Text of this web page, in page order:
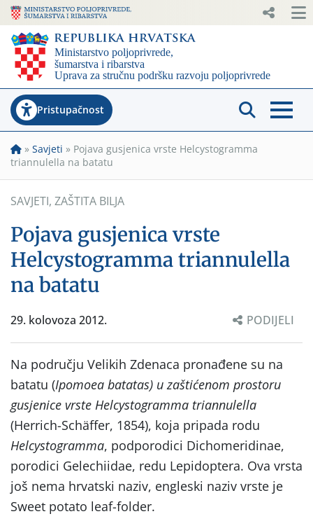
Pristupačnost
» Savjeti » Pojava gusjenica vrste Helcystogramma
triannulella na batatu
SAVJETI, ZAŠTITA BILJA
Pojava gusjenica vrste
Helcystogramma triannulella
na batatu
29. kolovoza 2012. PODIJELI
Na području Velikih Zdenaca pronađene su na
batatu (Ipomoea batatas) u zaštićenom prostoru
gusjenice vrste Helcystogramma triannulella
(Herrich-Schäffer, 1854), koja pripada rodu
Helcystogramma, podporodici Dichomeridinae,
porodici Gelechiidae, redu Lepidoptera. Ova vrsta
još nema hrvatski naziv, engleski naziv vrste je
Sweet potato leaf-folder.